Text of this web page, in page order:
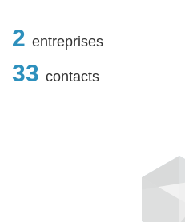
2 entreprises
33 contacts